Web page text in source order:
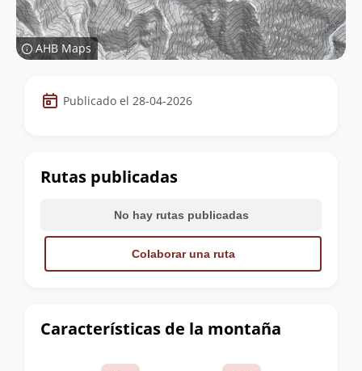
AHB Maps
Datos
de
cumbre
Publicado el 28-04-2026
Características de la montaña
Rutas publicadas
No hay rutas publicadas
Colaborar una ruta